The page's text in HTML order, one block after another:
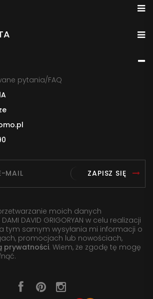
pytania/FAQ
ZAPISZ SIĘ
moich danych
DAVID GRIGORYAN w celu realizacji
tym samym wysyłania mi informacji o
promocjach lub nowościach,
prywatności. Wiem, że zgodę tę mogę